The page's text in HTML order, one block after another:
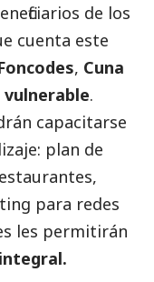
de los
cuenta este
, Cuna
.
capacitarse
plan de
para redes
les permitirán